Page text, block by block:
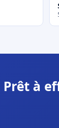
Prêt à